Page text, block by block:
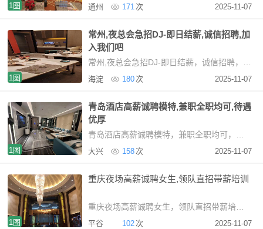
1图 通州 171 次 2025-11-07
1图
常州,夜总会急招DJ-即日结薪,诚信招聘,加
入我们吧
海淀 180 次 2025-11-07
1图
青岛酒店高薪诚聘模特,兼职全职均可,待遇
优厚
大兴 158 次 2025-11-07
1图
重庆夜场高薪诚聘女生,领队直招带薪培训
重庆夜场高薪诚聘女生，领队直招带薪培训san重庆本地高
平谷 102 次 2025-11-07